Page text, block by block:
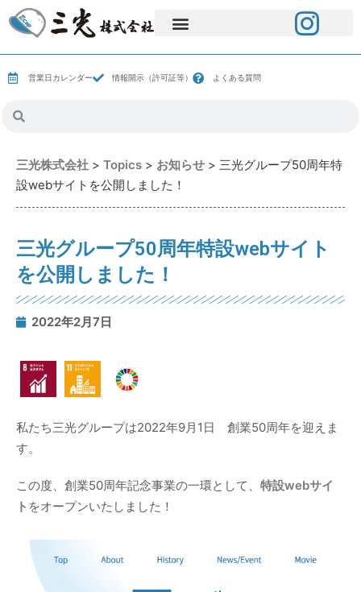
営業日カレンダー 情報開示（許可証等） よくある質問
三光株式会社 > Topics > お知らせ > 三光グループ50周年特
設webサイトを公開しました！
三光グループ50周年特設webサイト
を公開しました！
2022年2月7日
私たち三光グループは2022年9月1日 創業50周年を迎えま
す。
この度、創業50周年記念事業の一環として、 特設webサイ
ト をオープンいたしました！